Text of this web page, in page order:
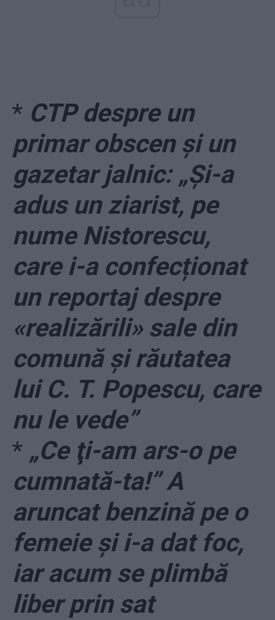
* CTP despre un
primar obscen și un
gazetar jalnic: „Și-a
adus un ziarist, pe
nume Nistorescu,
care i-a confecționat
un reportaj despre
«realizărili» sale din
comună și răutatea
lui C. T. Popescu, care
nu le vede”
* „Ce ţi-am ars-o pe
cumnată-ta!” A
aruncat benzină pe o
femeie și i-a dat foc,
iar acum se plimbă
liber prin sat